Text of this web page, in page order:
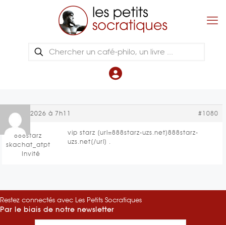
19 mai 2026 à 7h11 #1080
888starz
skachat_atpt
Invité
vip starz [url=888starz-uzs.net]888starz-
uzs.net[/url] .
Restez connectés avec Les Petits Socratiques
Par le biais de notre newsletter